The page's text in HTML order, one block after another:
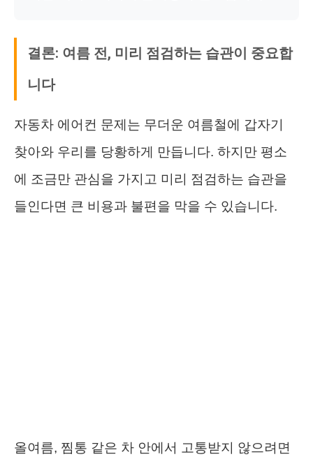
결론: 여름 전, 미리 점검하는 습관이 중요합
니다
자동차 에어컨 문제는 무더운 여름철에 갑자기
찾아와 우리를 당황하게 만듭니다. 하지만 평소
에 조금만 관심을 가지고 미리 점검하는 습관을
들인다면 큰 비용과 불편을 막을 수 있습니다.
올여름, 찜통 같은 차 안에서 고통받지 않으려면